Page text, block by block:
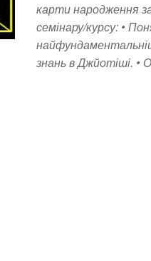
карти народження
семінару/курсу: •
знань в Джйотіші. •